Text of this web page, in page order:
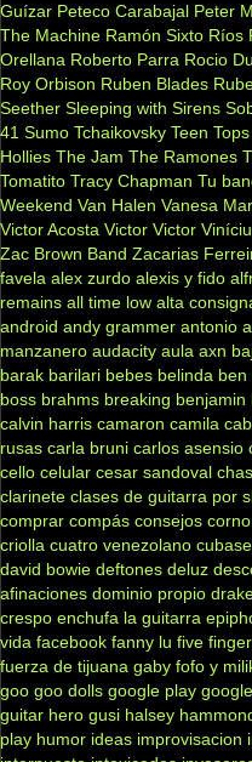
Guízar Peteco Carabajal Peter
The Machine Ramón Sixto Ríos
Orellana Roberto Parra Rocio
Roy Orbison Ruben Blades
Seether Sleeping with Sirens
41 Sumo Tchaikovsky Teen Tops
Hollies The Jam The Ramones
Tomatito Tracy Chapman Tu
Weekend Van Halen Vanesa
Victor Acosta Victor Victor
Zac Brown Band Zacarias
favela alex zurdo alexis y fido
remains all time low alta
android andy grammer antonio
manzanero audacity aula axn
barak barilari bebes belinda ben
boss brahms breaking benjamin
calvin harris camaron camila
rusas carla bruni carlos asensio
cello celular cesar sandoval
clarinete clases de guitarra por
comprar compás consejos
criolla cuatro venezolano cubase
david bowie deftones deluz
afinaciones dominio propio
crespo enchufa la guitarra
vida facebook fanny lu five
fuerza de tijuana gaby fofo y
goo goo dolls google play
guitar hero gusi halsey
play humor ideas improvisacion